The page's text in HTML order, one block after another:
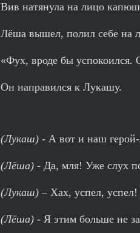
Вив натянула на лицо
Лёша вышел, полил себе на
«Фух, вроде бы
Он направился к Лукашу.
(Лукаш) - А вот и наш
(Лёша) - Да, мля! Уже слух
(Лукаш) – Хах, успел,
(Лёша) - Я этим больше не